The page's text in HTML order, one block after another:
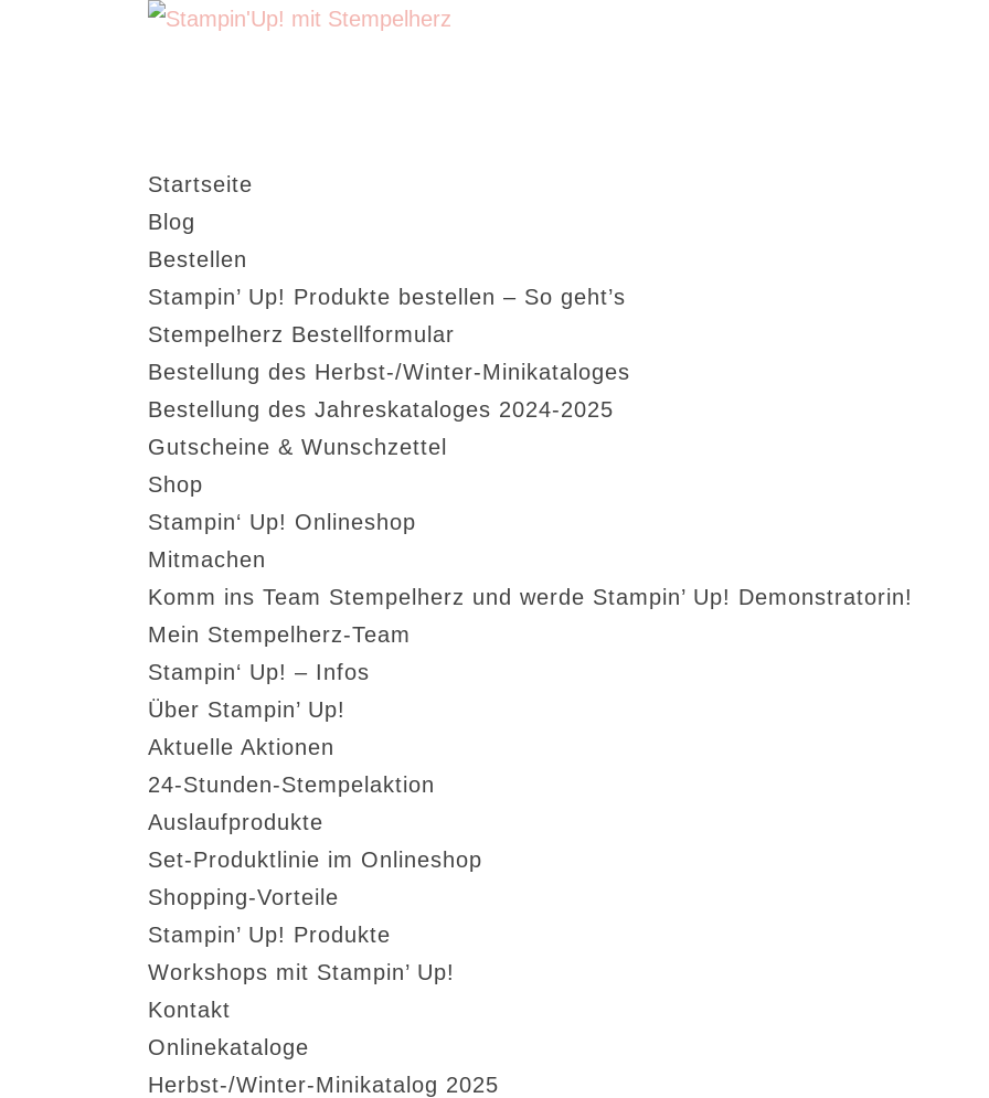
Startseite
Blog
Bestellen
Stampin’ Up! Produkte bestellen – So geht’s
Stempelherz Bestellformular
Bestellung des Herbst-/Winter-Minikataloges
Bestellung des Jahreskataloges 2024-2025
Gutscheine & Wunschzettel
Shop
Stampin‘ Up! Onlineshop
Mitmachen
Komm ins Team Stempelherz und werde Stampin’ Up! Demonstratorin!
Mein Stempelherz-Team
Stampin‘ Up! – Infos
Über Stampin’ Up!
Aktuelle Aktionen
24-Stunden-Stempelaktion
Auslaufprodukte
Set-Produktlinie im Onlineshop
Shopping-Vorteile
Stampin’ Up! Produkte
Workshops mit Stampin’ Up!
Kontakt
Onlinekataloge
Herbst-/Winter-Minikatalog 2025